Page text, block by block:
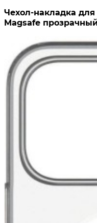
Чехол-накладка
Magsafe